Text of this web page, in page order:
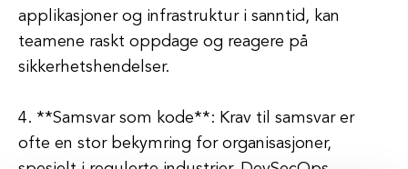
applikasjoner og infrastruktur i sanntid, kan
teamene raskt oppdage og reagere på
sikkerhetshendelser.
4. **Samsvar som kode**: Krav til samsvar er
ofte en stor bekymring for organisasjoner,